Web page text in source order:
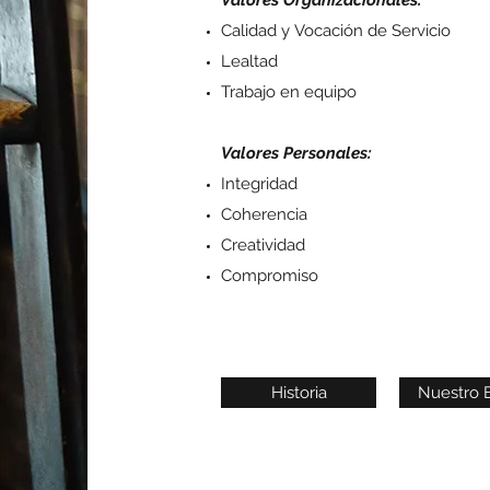
Calidad y Vocación de Servicio
Lealtad
Trabajo en equipo
Valores Personales:
Integridad
Coherencia
Creatividad
Compromiso
Historia Nuestro